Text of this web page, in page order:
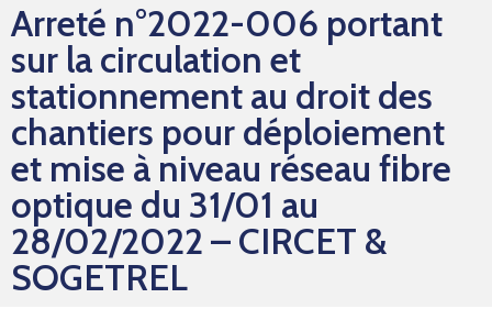
Sorties
Mes
Démarches
Contact
Arreté n°2022-006 portant
sur la circulation et
stationnement au droit des
chantiers pour déploiement
et mise à niveau réseau fibre
optique du 31/01 au
28/02/2022 – CIRCET &
SOGETREL